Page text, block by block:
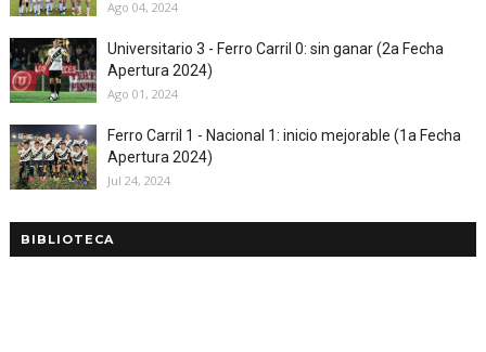
Ago 04, 2024
Universitario 3 - Ferro Carril 0: sin ganar (2a Fecha
Apertura 2024)
Ago 01, 2024
Ferro Carril 1 - Nacional 1: inicio mejorable (1a Fecha
Apertura 2024)
Jul 24, 2024
BIBLIOTECA